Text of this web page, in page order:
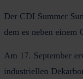
Der CDI Summer
dem es neben
Am 17. September
industriellen